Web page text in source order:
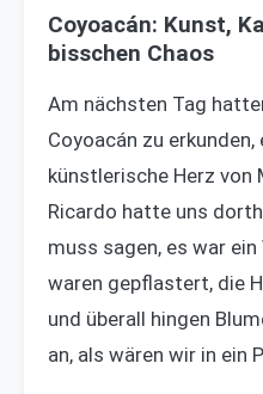
Coyoacán: Kunst,
bisschen Chaos
Am nächsten Tag
Coyoacán zu
künstlerische Herz von
Ricardo hatte uns
muss sagen, es war
waren gepflastert, die
und überall hingen
an, als wären wir in ein